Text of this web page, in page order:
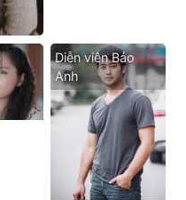
Diễn viên Bảo
Anh